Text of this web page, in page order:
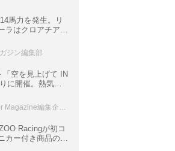
馬力を発生。リ
ラはクロアチア発
版／115】
ジン編集部
「空を見上げて IN
に開催。熱気球
ツも
Racingが初コ
カー付き商品の